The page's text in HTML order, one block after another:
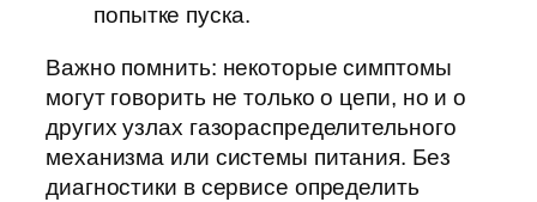
попытке пуска.
Важно помнить: некоторые симптомы
могут говорить не только о цепи, но и о
других узлах газораспределительного
механизма или системы питания. Без
диагностики в сервисе определить